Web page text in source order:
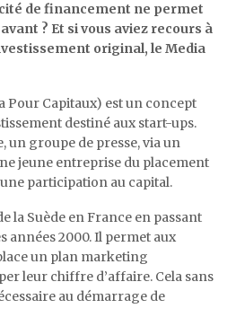
de financement ne permet
? Et si vous aviez recours à
original, le Media
Pour Capitaux) est un concept
destiné aux start-ups.
un groupe de presse, via un
jeune entreprise du placement
participation au capital.
la Suède en France en passant
années 2000. Il permet aux
un plan marketing
leur chiffre d’affaire. Cela sans
au démarrage de